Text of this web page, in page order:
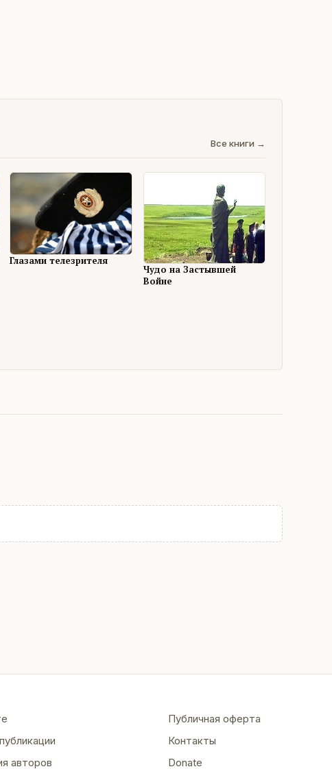
Все книги →
Глазами телезрителя
Чудо на Застывшей
Войне
авторов
Публичная оферта
Контакты
Donate